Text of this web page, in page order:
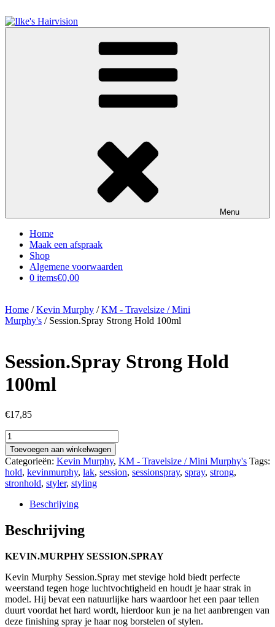
naar
de
Menu
Home
Maak een afspraak
Shop
Algemene voorwaarden
0 items€0,00
Home /Kevin Murphy /KM - Travelsize / Mini
Murphy's / Session.Spray Strong Hold 100ml
Session.Spray Strong Hold
100ml
€17,85
Session.Spray
Strong
Hold
100ml
aantal
Toevoegen aan winkelwagen
Categorieën: Kevin Murphy, KM - Travelsize / Mini Murphy's Tags:
hold, kevinmurphy, lak, session, sessionspray, spray, strong,
stronhold, styler, styling
Beschrijving
Beschrijving
KEVIN.MURPHY SESSION.SPRAY
Kevin Murphy Session.Spray met stevige hold biedt perfecte
weerstand tegen hoge luchtvochtigheid en houdt je haar strak in
model. Hij bevat een natuurlijke hars waardoor het een paar tellen
duurt voordat het hard wordt, hierdoor kun je na het aanbrengen van
deze finishing spray je haar nog borstelen of stylen.